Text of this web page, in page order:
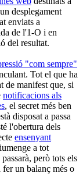
desplegament
enviats a
de l'1-O i en
del resultat.
"com sempre"
Tot el que ha
de manifest que, si
notificacions als
, el secret més ben
disposat a passa
l'obertura dels
ensenyant
a tot
però tots els
fer un balanç més o